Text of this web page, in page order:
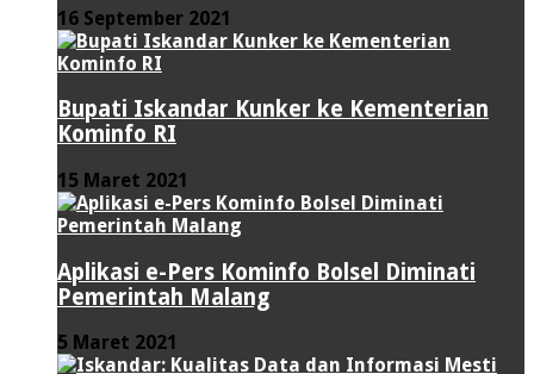
16 September 2021
Bupati Iskandar Kunker ke Kementerian
Kominfo RI
15 Maret 2021
Aplikasi e-Pers Kominfo Bolsel Diminati
Pemerintah Malang
5 Maret 2021